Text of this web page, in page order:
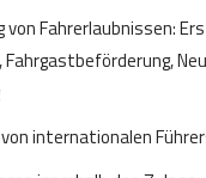
von Fahrerlaubnissen:
internationalen